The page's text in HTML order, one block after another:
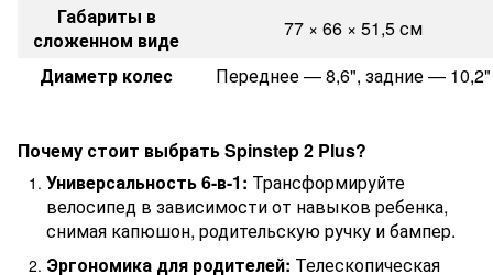
Габариты в
сложенном виде
77 × 66 × 51,5 см
Диаметр колес
Переднее — 8,6", задние — 10,2"
Почему стоит выбрать Spinstep 2 Plus?
Универсальность 6-в-1: Трансформируйте
велосипед в зависимости от навыков ребенка,
снимая капюшон, родительскую ручку и бампер.
Эргономика для родителей: Телескопическая